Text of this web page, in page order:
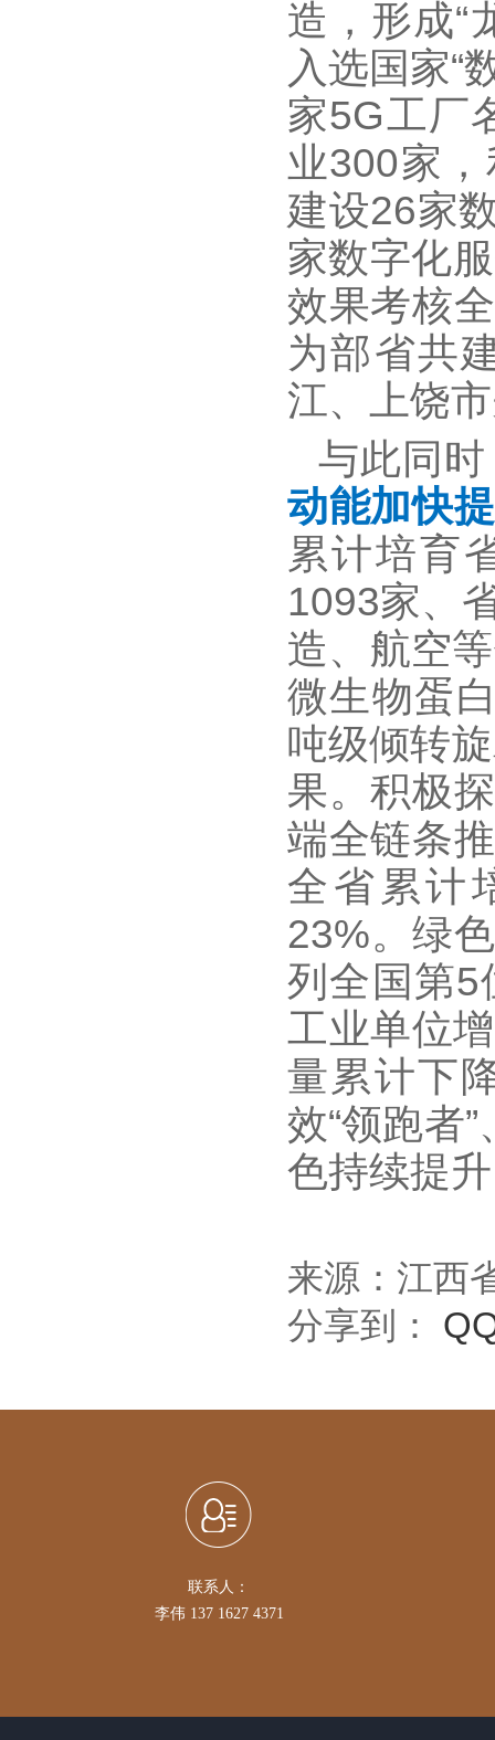
造，形成“
入选国家“
家5G工厂
业300家
建设26家
家数字化
效果考核
为部省共
江、上饶
与此同
动能加快
累计培育
1093家、
造、航空
微生物蛋
吨级倾转
果。积极
端全链条
全省累计
23%。绿
列全国第5
工业单位
量累计下
效“领跑者
色持续提
来源：江西
分享到：
联系人：
李伟 137 1627 4371